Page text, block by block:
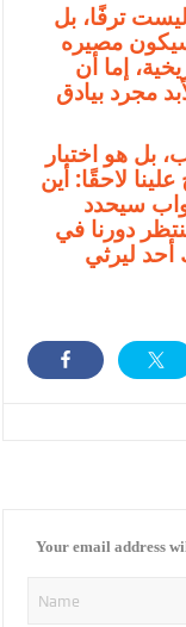
ترفًا، بل
مصيره
إما أن
مجرد بيادق
هو اختبار
لاحقًا: أين
سيحدد
دورنا في
أحد ليرثي
Your email address